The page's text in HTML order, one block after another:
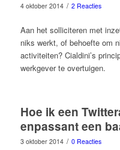
4 oktober 2014 / 2 Reacties
Aan het solliciteren met
niks werkt, of behoefte om
activiteiten? Cialdini’s
werkgever te overtuigen.
Hoe ik een
enpassant een
3 oktober 2014 / 0 Reacties